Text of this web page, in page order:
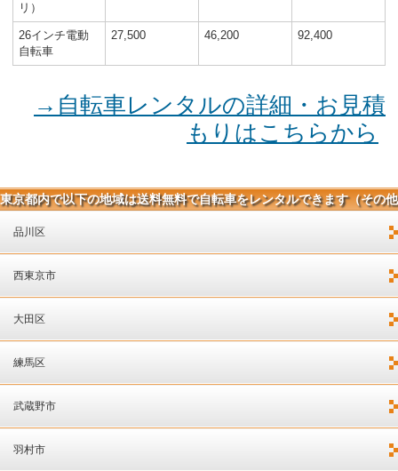
リ）
26インチ電動
自転車
27,500 46,200 92,400
→自転車レンタルの詳細・お見積
もりはこちらから
東京都内で以下の地域は送料無料で自転車をレンタルできます（その他
品川区
西東京市
大田区
練馬区
武蔵野市
羽村市